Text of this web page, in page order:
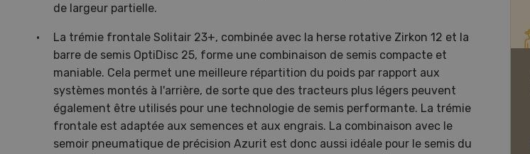
de largeur partielle.
La trémie frontale Solitair 23+, combinée avec la herse rotative Zirkon 12 et la
barre de semis OptiDisc 25, forme une combinaison de semis compacte et
maniable. Cela permet une meilleure répartition du poids par rapport aux
systèmes montés à l'arrière, de sorte que des tracteurs plus légers peuvent
également être utilisés pour une technologie de semis performante. La trémie
frontale est adaptée aux semences et aux engrais. La combinaison avec le
semoir pneumatique de précision Azurit est donc aussi idéale pour le semis du
Une ferme entre de nouvelles
mains
Une ferme entre de
L’agriculture à l’ère du changement
climatique
Dossier L’agriculture à l’ère
du changement climatique